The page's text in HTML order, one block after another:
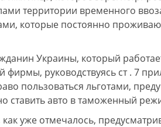
территории временного
которые постоянно
Украины, который
фирмы, руководствуясь ст . 7
пользоваться льготами,
ставить авто в таможенный
уже отмечалось,